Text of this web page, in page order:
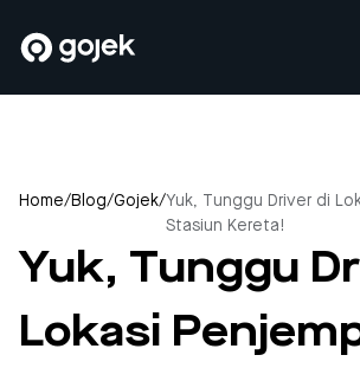
Home/Blog/Gojek/Yuk, Tunggu Driver di
Stasiun Kereta!
Yuk, Tunggu
Lokasi